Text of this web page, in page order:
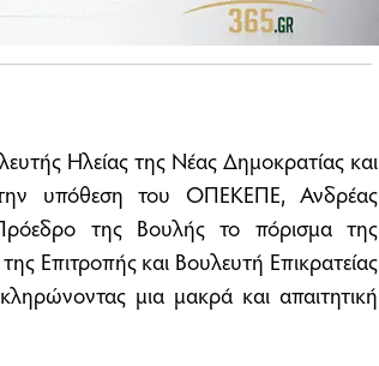
Ηλείας της Νέας Δημοκρατίας και
υπόθεση του ΟΠΕΚΕΠΕ, Ανδρέας
της Βουλής το πόρισμα της
Επιτροπής και Βουλευτή Επικρατείας
μια μακρά και απαιτητική